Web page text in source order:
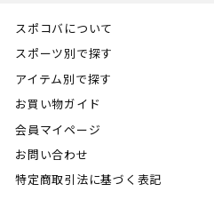
スポコバについて
スポーツ別で探す
アイテム別で探す
お買い物ガイド
会員マイページ
お問い合わせ
特定商取引法に基づく表記